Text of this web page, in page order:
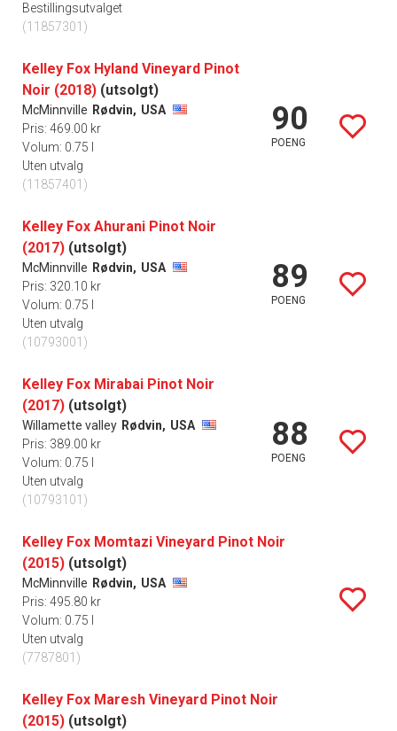
Bestillingsutvalget
(11857301)
Kelley Fox Hyland Vineyard Pinot
Noir (2018) (utsolgt)
McMinnville Rødvin, USA
Pris: 469.00 kr
Volum: 0.75 l
Uten utvalg
(11857401)
90
POENG
Kelley Fox Ahurani Pinot Noir
(2017) (utsolgt)
McMinnville Rødvin, USA
Pris: 320.10 kr
Volum: 0.75 l
Uten utvalg
(10793001)
89
POENG
Kelley Fox Mirabai Pinot Noir
(2017) (utsolgt)
Willamette valley Rødvin, USA
Pris: 389.00 kr
Volum: 0.75 l
Uten utvalg
(10793101)
88
POENG
Kelley Fox Momtazi Vineyard Pinot Noir
(2015) (utsolgt)
McMinnville Rødvin, USA
Pris: 495.80 kr
Volum: 0.75 l
Uten utvalg
(7787801)
Kelley Fox Maresh Vineyard Pinot Noir
(2015) (utsolgt)